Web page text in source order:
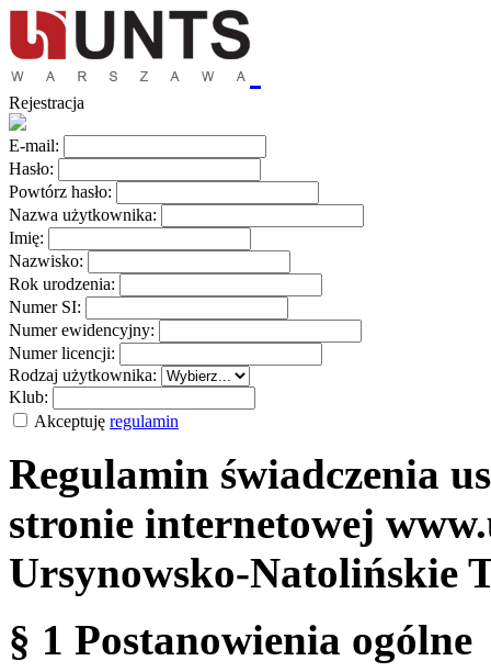
Rejestracja
E-mail:
Hasło:
Powtórz hasło:
Nazwa użytkownika:
Imię:
Nazwisko:
Rok urodzenia:
Numer SI:
Numer ewidencyjny:
Numer licencji:
Rodzaj użytkownika:
Klub:
Akceptuję regulamin
Regulamin świadczenia
stronie internetowej
Ursynowsko-Natolińskie
§ 1 Postanowienia ogólne